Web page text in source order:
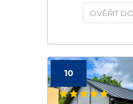
OVĚŘIT
10